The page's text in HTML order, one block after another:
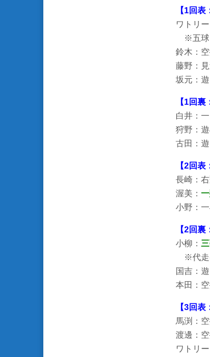
【1回表
ワトリ
※五球
鈴木：
藤野：
坂元：
【1回裏
白井：
狩野：
古田：
【2回表
長崎：
渥美：
小野：
【2回裏
小柳：
※代走
国吉：
本田：
【3回表
馬渕：
渡邊：
ワトリー